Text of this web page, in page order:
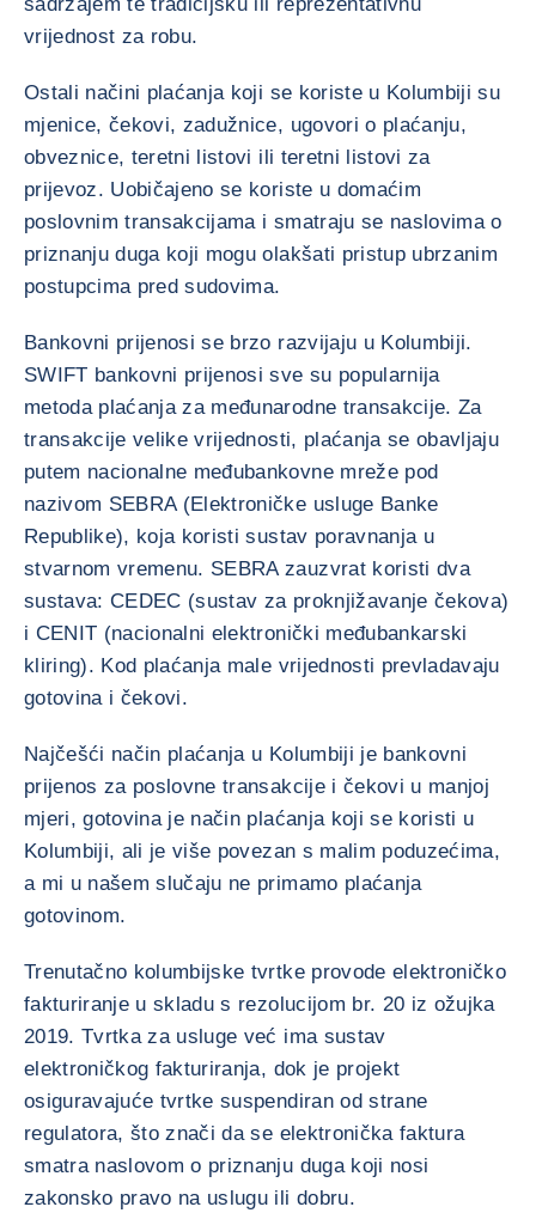
vrijednost za robu.
Ostali načini plaćanja koji se koriste u Kolumbiji su
mjenice, čekovi, zadužnice, ugovori o plaćanju,
obveznice, teretni listovi ili teretni listovi za
prijevoz. Uobičajeno se koriste u domaćim
poslovnim transakcijama i smatraju se naslovima o
priznanju duga koji mogu olakšati pristup ubrzanim
postupcima pred sudovima.
Bankovni prijenosi se brzo razvijaju u Kolumbiji.
SWIFT bankovni prijenosi sve su popularnija
metoda plaćanja za međunarodne transakcije. Za
transakcije velike vrijednosti, plaćanja se obavljaju
putem nacionalne međubankovne mreže pod
nazivom SEBRA (Elektroničke usluge Banke
Republike), koja koristi sustav poravnanja u
stvarnom vremenu. SEBRA zauzvrat koristi dva
sustava: CEDEC (sustav za proknjižavanje čekova)
i CENIT (nacionalni elektronički međubankarski
kliring). Kod plaćanja male vrijednosti prevladavaju
gotovina i čekovi.
Najčešći način plaćanja u Kolumbiji je bankovni
prijenos za poslovne transakcije i čekovi u manjoj
mjeri, gotovina je način plaćanja koji se koristi u
Kolumbiji, ali je više povezan s malim poduzećima,
a mi u našem slučaju ne primamo plaćanja
gotovinom.
Trenutačno kolumbijske tvrtke provode elektroničko
fakturiranje u skladu s rezolucijom br. 20 iz ožujka
2019. Tvrtka za usluge već ima sustav
elektroničkog fakturiranja, dok je projekt
osiguravajuće tvrtke suspendiran od strane
regulatora, što znači da se elektronička faktura
smatra naslovom o priznanju duga koji nosi
zakonsko pravo na uslugu ili dobru.